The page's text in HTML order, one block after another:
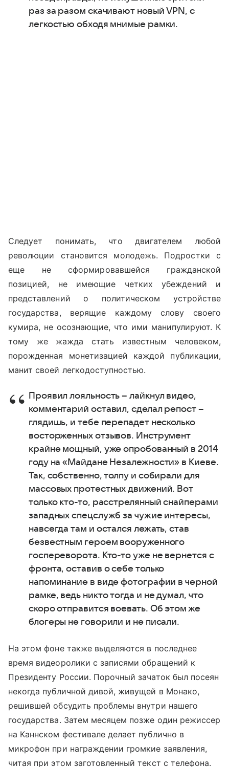
раз за разом скачивают новый VPN, с
легкостью обходя мнимые рамки.
Следует понимать, что двигателем любой
революции становится молодежь. Подростки с
еще не сформировавшейся гражданской
позицией, не имеющие четких убеждений и
представлений о политическом устройстве
государства, верящие каждому слову своего
кумира, не осознающие, что ими манипулируют. К
тому же жажда стать известным человеком,
порожденная монетизацией каждой публикации,
манит своей легкодоступностью.
Проявил лояльность – лайкнул видео,
комментарий оставил, сделал репост –
глядишь, и тебе перепадет несколько
восторженных отзывов. Инструмент
крайне мощный, уже опробованный в 2014
году на «Майдане Незалежности» в Киеве.
Так, собственно, толпу и собирали для
массовых протестных движений. Вот
только кто-то, расстрелянный снайперами
западных спецслужб за чужие интересы,
навсегда там и остался лежать, став
безвестным героем вооруженного
госпереворота. Кто-то уже не вернется с
фронта, оставив о себе только
напоминание в виде фотографии в черной
рамке, ведь никто тогда и не думал, что
скоро отправится воевать. Об этом же
блогеры не говорили и не писали.
На этом фоне также выделяются в последнее
время видеоролики с записями обращений к
Президенту России. Порочный зачаток был посеян
некогда публичной дивой, живущей в Монако,
решившей обсудить проблемы внутри нашего
государства. Затем месяцем позже один режиссер
на Каннском фестивале делает публично в
микрофон при награждении громкие заявления,
читая при этом заготовленный текст с телефона.